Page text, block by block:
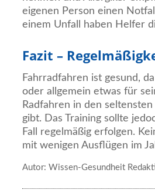
eigenen Person einen
einem Unfall haben Helfer
Fazit –
Fahrradfahren ist gesund,
oder allgemein etwas für
Radfahren in den
gibt. Das Training sollte
Fall regelmäßig erfolgen.
mit wenigen Ausflügen im
Autor: Wissen-Gesundheit